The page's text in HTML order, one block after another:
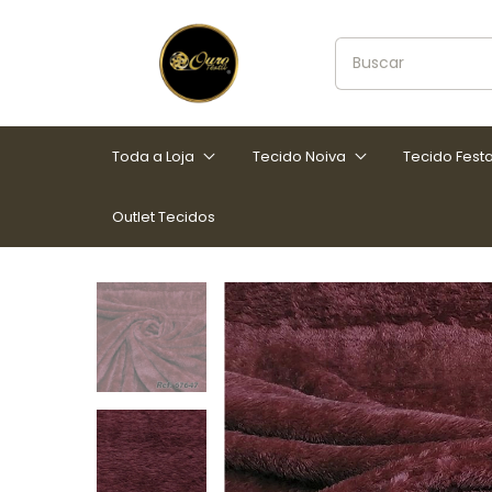
Toda a Loja Tecido Noiva Tecido
Outlet Tecidos